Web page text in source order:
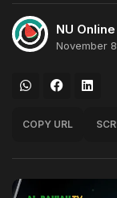
NU Online
November
COPY URL